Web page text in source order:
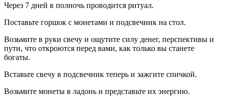
Через 7 дней в полночь проводится ритуал.
Поставьте горшок с монетами и подсвечник на стол.
Возьмите в руки свечу и ощутите силу денег, перспективы и
пути, что откроются перед вами, как только вы станете
богаты.
Вставьте свечу в подсвечник теперь и зажгите спичкой.
Возьмите монеты в ладонь и представьте их энергию.